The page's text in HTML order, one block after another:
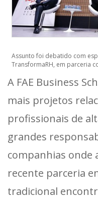
Assunto foi debatido com
TransformaRH, em parceria
A FAE Business
mais projetos
profissionais de
grandes
companhias onde
recente parceria
tradicional